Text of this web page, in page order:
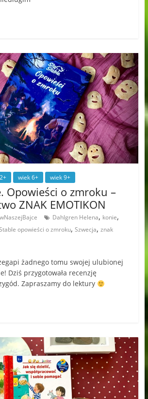
wiek 6+ wiek 9+
Opowieści o zmroku –
ZNAK EMOTIKON
wNaszejBajce Dahlgren Helena, konie,
opowieści o zmroku, Szwecja, znak
żadnego tomu swojej ulubionej
Dziś przygotowała recenzję
Zapraszamy do lektury